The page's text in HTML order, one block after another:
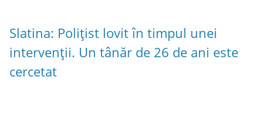
Slatina: Polițist lovit în timpul unei
intervenții. Un tânăr de 26 de ani este
cercetat